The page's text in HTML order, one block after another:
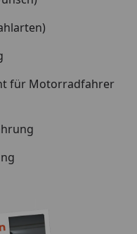
für Motorradfahrer